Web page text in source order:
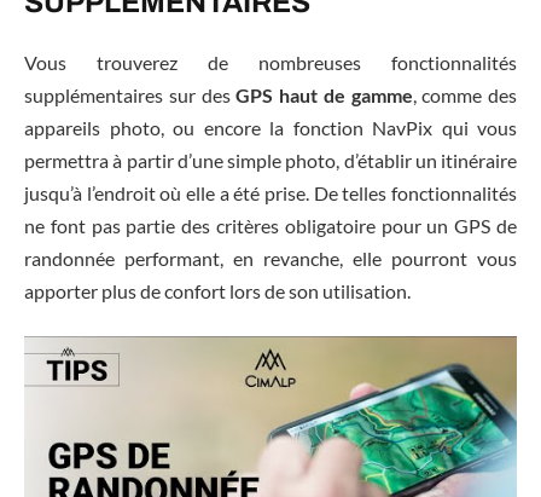
Vous trouverez de nombreuses fonctionnalités
supplémentaires sur desGPS haut de gamme , comme des
appareils photo, ou encore la fonction NavPix qui vous
permettra à partir d’une simple photo, d’établir un itinéraire
jusqu’à l’endroit où elle a été prise. De telles fonctionnalités
ne font pas partie des critères obligatoire pour un GPS de
randonnée performant, en revanche, elle pourront vous
apporter plus de confort lors de son utilisation.